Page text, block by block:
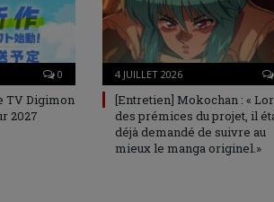
0
TV Digimon
2027
4 JUILLET 2026
[Entretien] Mokochan : «
des prémices du projet, il
déjà demandé de suivre au
mieux le manga originel.»